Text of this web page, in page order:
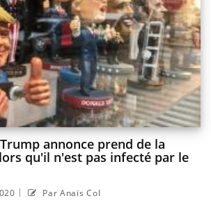
annonce prend de la
qu'il n'est pas infecté par le
| Par Anaïs Col